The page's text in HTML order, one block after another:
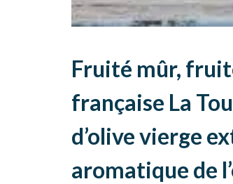
Fruité mûr,
française La
d’olive vierge
aromatique de